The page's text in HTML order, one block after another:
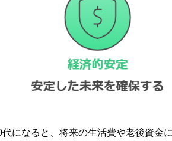
代になると、将来の生活費や老後資金